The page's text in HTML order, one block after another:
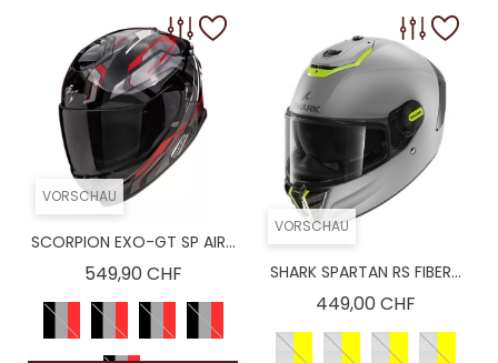
VORSCHAU
SCORPION EXO-GT SP AIR...
549,90 CHFPreis
VORSCHAU
SHARK SPARTAN RS FIBER...
449,00 CHFPreis